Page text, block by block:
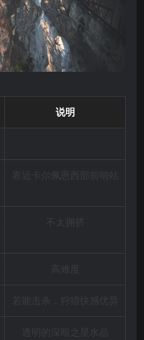
说明
靠近卡尔佩恩西部前哨站
不太拥挤
高难度
若能击杀，狩猎快感优异
透明的深暗之星水晶